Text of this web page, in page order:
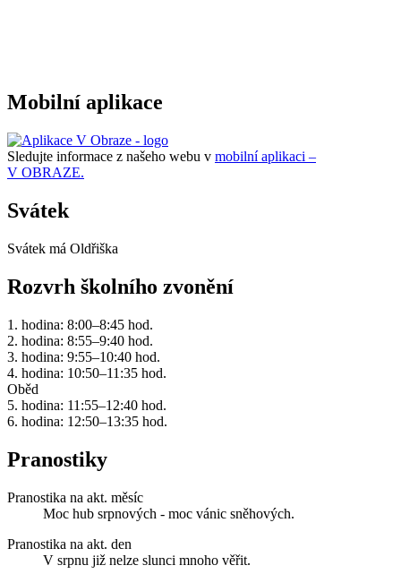
Mobilní aplikace
Sledujte informace z našeho webu v mobilní aplikaci –
V OBRAZE.
Svátek
Svátek má Oldřiška
Rozvrh školního zvonění
1. hodina: 8:00–8:45 hod.
2. hodina: 8:55–9:40 hod.
3. hodina: 9:55–10:40 hod.
4. hodina: 10:50–11:35 hod.
Oběd
5. hodina: 11:55–12:40 hod.
6. hodina: 12:50–13:35 hod.
Pranostiky
Pranostika na akt. měsíc
Moc hub srpnových - moc vánic sněhových.
Pranostika na akt. den
V srpnu již nelze slunci mnoho věřit.